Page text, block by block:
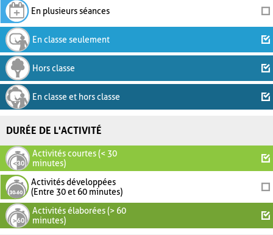
En plusieurs séances
En classe seulement
Hors classe
En classe et hors classe
DURÉE DE L'ACTIVITÉ
Activités courtes (< 30
minutes)
Activités développées
(Entre 30 et 60 minutes)
Activités élaborées (> 60
minutes)